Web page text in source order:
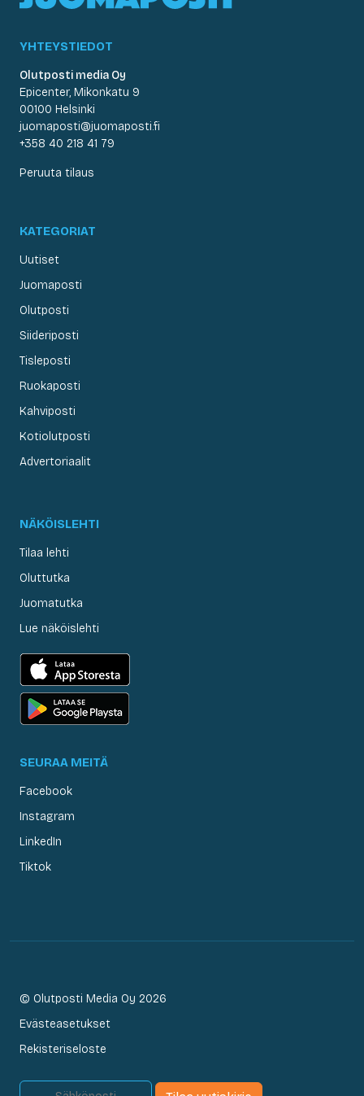
YHTEYSTIEDOT
Olutposti media Oy
Epicenter, Mikonkatu 9
00100 Helsinki
juomaposti@juomaposti.fi
+358 40 218 41 79
Peruuta tilaus
KATEGORIAT
Uutiset
Juomaposti
Olutposti
Siideriposti
Tisleposti
Ruokaposti
Kahviposti
Kotiolutposti
Advertoriaalit
NÄKÖISLEHTI
Tilaa lehti
Oluttutka
Juomatutka
Lue näköislehti
SEURAA MEITÄ
Facebook
Instagram
LinkedIn
Tiktok
© Olutposti Media Oy 2026
Evästeasetukset
Rekisteriseloste